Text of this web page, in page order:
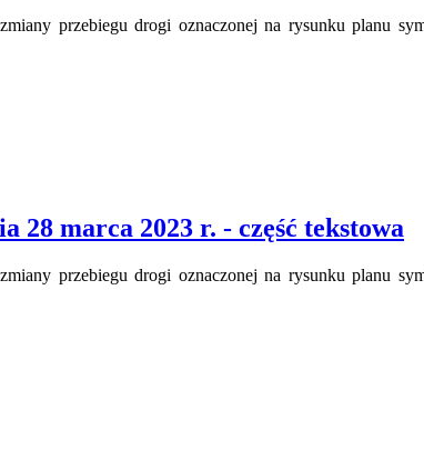
przebiegu drogi oznaczonej na rysunku planu
marca 2023 r. - część tekstowa
przebiegu drogi oznaczonej na rysunku planu